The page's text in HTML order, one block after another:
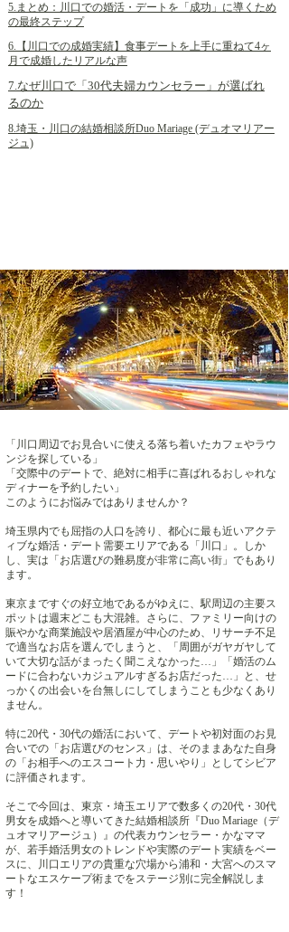
5.まとめ：川口での婚活・デートを「成功」に導くため
の最終ステップ
6.【川口での成婚実績】食事デートを上手に重ねて4ヶ
月で成婚したリアルな声
7.なぜ川口で「30代夫婦カウンセラー」が選ばれ
るのか
8.埼玉・川口の結婚相談所Duo Mariage (デュオマリアー
ジュ)
「川口周辺でお見合いに使える落ち着いたカフェやラウ
ンジを探している」
「交際中のデートで、絶対に相手に喜ばれるおしゃれな
ディナーを予約したい」
このようにお悩みではありませんか？
埼玉県内でも屈指の人口を誇り、都心に最も近いアクテ
ィブな婚活・デート需要エリアである「川口」。しか
し、実は「お店選びの難易度が非常に高い街」でもあり
ます。
東京まですぐの好立地であるがゆえに、駅周辺の主要ス
ポットは週末どこも大混雑。さらに、ファミリー向けの
賑やかな商業施設や居酒屋が中心のため、リサーチ不足
で適当なお店を選んでしまうと、「周囲がガヤガヤして
いて大切な話がまったく聞こえなかった…」「婚活のム
ードに合わないカジュアルすぎるお店だった…」と、せ
っかくの出会いを台無しにしてしまうことも少なくあり
ません。
特に20代・30代の婚活において、デートや初対面のお見
合いでの「お店選びのセンス」は、そのままあなた自身
の「お相手へのエスコート力・思いやり」としてシビア
に評価されます。
そこで今回は、東京・埼玉エリアで数多くの20代・30代
男女を成婚へと導いてきた結婚相談所『Duo Mariage（デ
ュオマリアージュ）』の代表カウンセラー・かなママ
が、若手婚活男女のトレンドや実際のデート実績をベー
スに、川口エリアの貴重な穴場から浦和・大宮へのスマ
ートなエスケープ術までをステージ別に完全解説しま
す！